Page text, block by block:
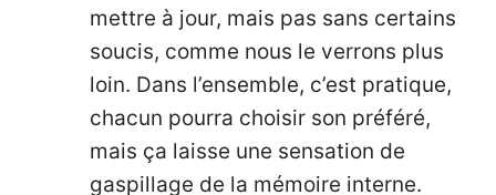
mettre à jour, mais pas sans certains
soucis, comme nous le verrons plus
loin. Dans l’ensemble, c’est pratique,
chacun pourra choisir son préféré,
mais ça laisse une sensation de
gaspillage de la mémoire interne.